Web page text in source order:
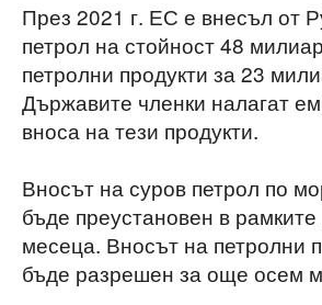
През 2021 г. ЕС е внесъл от
петрол на стойност 48
петролни продукти за 23
Държавите членки налагат
вноса на тези продукти.
Вносът на суров петрол по
бъде преустановен в
месеца. Вносът на петролни
бъде разрешен за още осем